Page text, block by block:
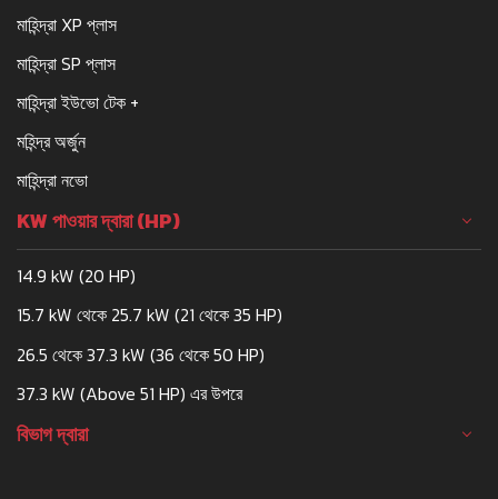
মাহিন্দ্রা XP প্লাস
মাহিন্দ্রা SP প্লাস
মাহিন্দ্রা ইউভো টেক +
মহিন্দ্র অর্জুন
মাহিন্দ্রা নভো
KW পাওয়ার দ্বারা (HP)
14.9 kW (20 HP)
15.7 kW থেকে 25.7 kW (21 থেকে 35 HP)
26.5 থেকে 37.3 kW (36 থেকে 50 HP)
37.3 kW (Above 51 HP) এর উপরে
বিভাগ দ্বারা